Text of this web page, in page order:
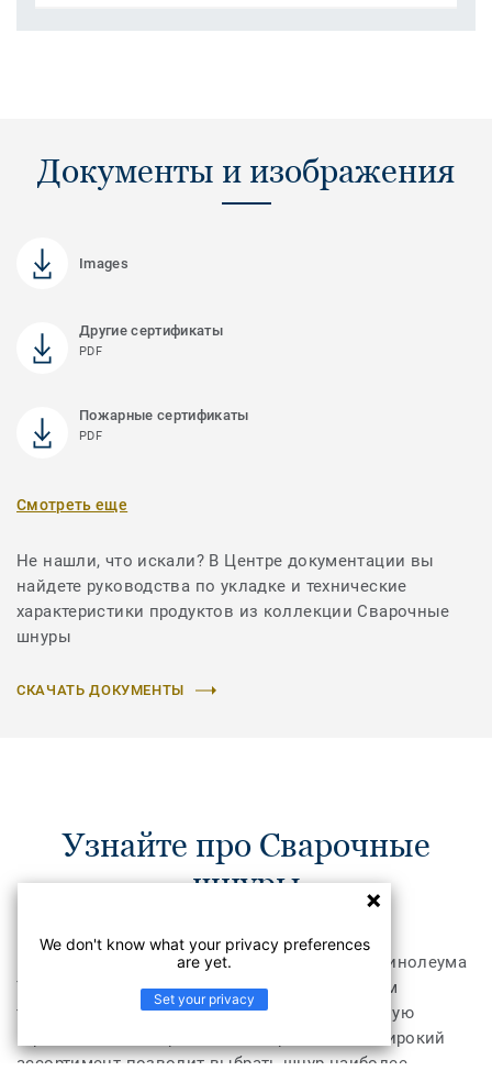
Документы и изображения
Images
Другие сертификаты
PDF
Пожарные сертификаты
PDF
Смотреть еще
Не нашли, что искали? В Центре документации вы
найдете руководства по укладке и технические
характеристики продуктов из коллекции Сварочные
шнуры
СКАЧАТЬ ДОКУМЕНТЫ
Узнайте про Сварочные
шнуры
Шнуры для горячей сварки коммерческого линолеума
Tarkett производятся по самым современным
технологиям и обеспечивают непревзойденную
герметичность и прочность сваривания. А широкий
ассортимент позволит выбрать шнур наиболее
We don't know what your privacy preferences
are yet.
Set your privacy